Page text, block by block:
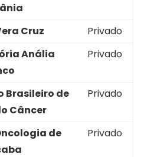
Cruz
Privado
Anália
Privado
Brasileiro de
Câncer
Privado
de
Privado